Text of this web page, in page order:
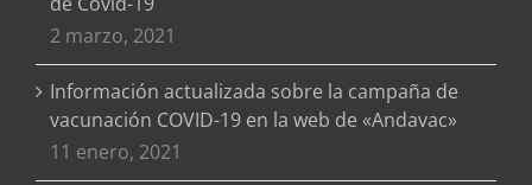
2 marzo, 2021
Información actualizada sobre la campaña de
vacunación COVID-19 en la web de «Andavac»
11 enero, 2021